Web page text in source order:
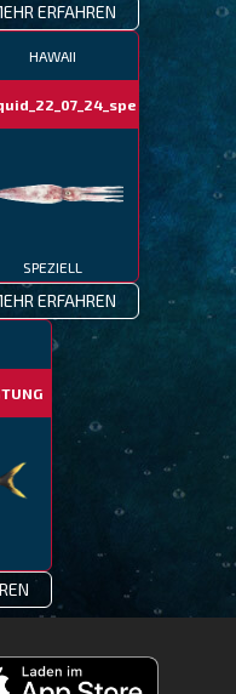
ERFAHREN
HAWAII
SPEZIELL
ERFAHREN